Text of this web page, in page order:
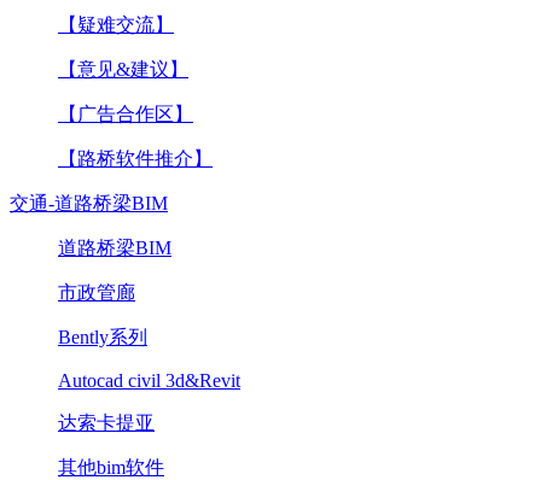
【疑难交流】
【意见&建议】
【广告合作区】
【路桥软件推介】
交通-道路桥梁BIM
道路桥梁BIM
市政管廊
Bently系列
Autocad civil 3d&Revit
达索卡提亚
其他bim软件